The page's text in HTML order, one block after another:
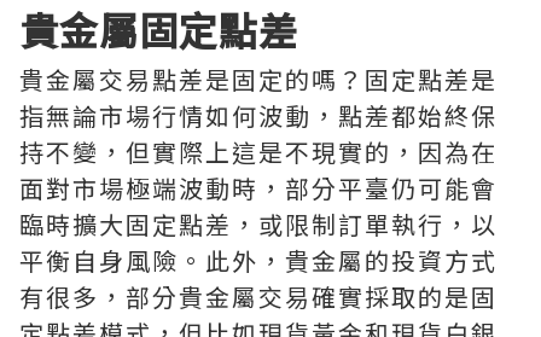
貴金屬固定點差
貴金屬交易點差是固定的嗎？固定點差是
指無論市場行情如何波動，點差都始終保
持不變，但實際上這是不現實的，因為在
面對市場極端波動時，部分平臺仍可能會
臨時擴大固定點差，或限制訂單執行，以
平衡自身風險。此外，貴金屬的投資方式
有很多，部分貴金屬交易確實採取的是固